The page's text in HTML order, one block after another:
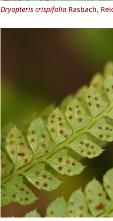
Dryopteris crispifoliaRasbach,